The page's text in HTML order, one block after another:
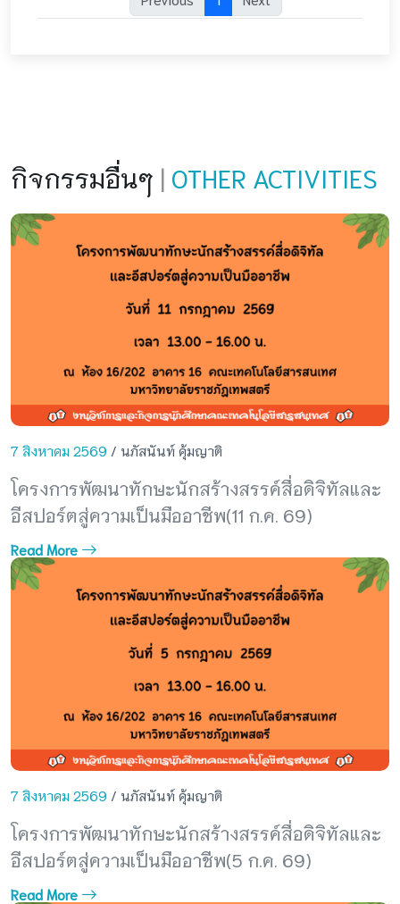
กิจกรรมอื่นๆ | OTHER ACTIVITIES
7 สิงหาคม 2569 / นภัสนันท์ คุ้มญาติ
โครงการพัฒนาทักษะนักสร้างสรรค์สื่อดิจิทัลและ
อีสปอร์ตสู่ความเป็นมืออาชีพ(11 ก.ค. 69)
Read More
7 สิงหาคม 2569 / นภัสนันท์ คุ้มญาติ
โครงการพัฒนาทักษะนักสร้างสรรค์สื่อดิจิทัลและ
อีสปอร์ตสู่ความเป็นมืออาชีพ(5 ก.ค. 69)
Read More